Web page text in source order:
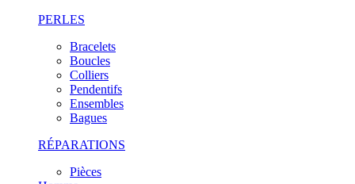
PERLES
Bracelets
Boucles
Colliers
Pendentifs
Ensembles
Bagues
RÉPARATIONS
Pièces